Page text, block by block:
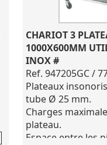
Pour l'entretien
de produits
CHARIOT 3
1000X600MM
INOX #
Ref. 947205GC /
Plateaux
tube Ø 25 mm.
Charges
plateau.
Espace entre les